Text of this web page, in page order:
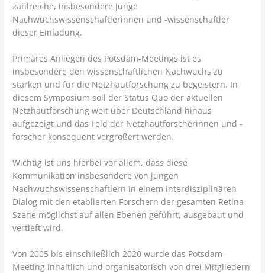
zahlreiche, insbesondere junge
Nachwuchswissenschaftlerinnen und -wissenschaftler
dieser Einladung.
Primäres Anliegen des Potsdam-Meetings ist es
insbesondere den wissenschaftlichen Nachwuchs zu
stärken und für die Netzhautforschung zu begeistern. In
diesem Symposium soll der Status Quo der aktuellen
Netzhautforschung weit über Deutschland hinaus
aufgezeigt und das Feld der Netzhautforscherinnen und -
forscher konsequent vergrößert werden.
Wichtig ist uns hierbei vor allem, dass diese
Kommunikation insbesondere von jungen
Nachwuchswissenschaftlern in einem interdisziplinären
Dialog mit den etablierten Forschern der gesamten Retina-
Szene möglichst auf allen Ebenen geführt, ausgebaut und
vertieft wird.
Von 2005 bis einschließlich 2020 wurde das Potsdam-
Meeting inhaltlich und organisatorisch von drei Mitgliedern